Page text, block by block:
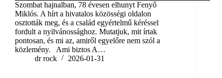
Szombat hajnalban, 78 évesen elhunyt Fenyő
Miklós. A hírt a hivatalos közösségi oldalon
osztották meg, és a család egyértelmű kéréssel
fordult a nyilvánossághoz. Mutatjuk, mit írtak
pontosan, és mi az, amiről egyelőre nem szól a
közlemény. Ami biztos A…
dr rock
2026-01-31